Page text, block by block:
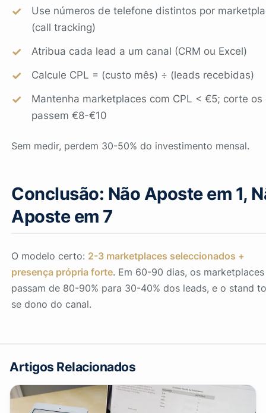
Use números de telefone distintos por
(call tracking)
Atribua cada lead a um canal (CRM ou Excel)
Calcule CPL = (custo mês) ÷ (leads recebidas)
Mantenha marketplaces com CPL < €5; corte os
passem €8-€10
Sem medir, perdem 30-50% do investimento mensal.
Conclusão: Não Aposte em 1,
Aposte em 7
O modelo certo: 2-3 marketplaces seleccionados +
presença própria forte. Em 60-90 dias, os marketplaces
passam de 80-90% para 30-40% dos leads, e o stand
sedono do canal.
Artigos Relacionados